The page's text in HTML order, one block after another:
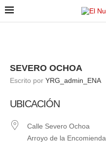
SEVERO OCHOA
Escrito por YRG_admin_ENA
UBICACIÓN
Calle Severo Ochoa
Arroyo de la Encomienda